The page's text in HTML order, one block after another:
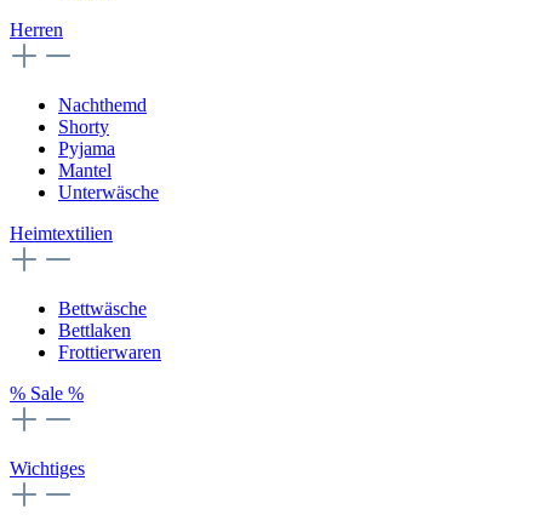
Herren
Nachthemd
Shorty
Pyjama
Mantel
Unterwäsche
Heimtextilien
Bettwäsche
Bettlaken
Frottierwaren
% Sale %
Wichtiges